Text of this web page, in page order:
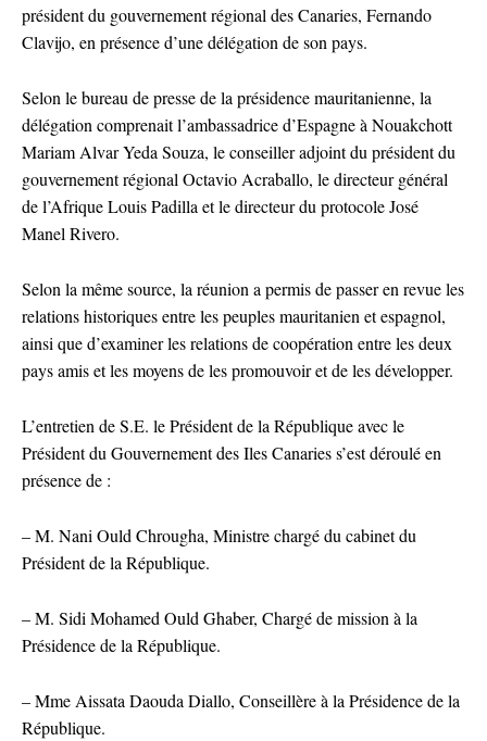
président du gouvernement régional des Canaries, Fernando
Clavijo, en présence d’une délégation de son pays.
Selon le bureau de presse de la présidence mauritanienne, la
délégation comprenait l’ambassadrice d’Espagne à Nouakchott
Mariam Alvar Yeda Souza, le conseiller adjoint du président du
gouvernement régional Octavio Acraballo, le directeur général
de l’Afrique Louis Padilla et le directeur du protocole José
Manel Rivero.
Selon la même source, la réunion a permis de passer en revue les
relations historiques entre les peuples mauritanien et espagnol,
ainsi que d’examiner les relations de coopération entre les deux
pays amis et les moyens de les promouvoir et de les développer.
L’entretien de S.E. le Président de la République avec le
Président du Gouvernement des Iles Canaries s’est déroulé en
présence de :
– M. Nani Ould Chrougha, Ministre chargé du cabinet du
Président de la République.
– M. Sidi Mohamed Ould Ghaber, Chargé de mission à la
Présidence de la République.
– Mme Aissata Daouda Diallo, Conseillère à la Présidence de la
République.